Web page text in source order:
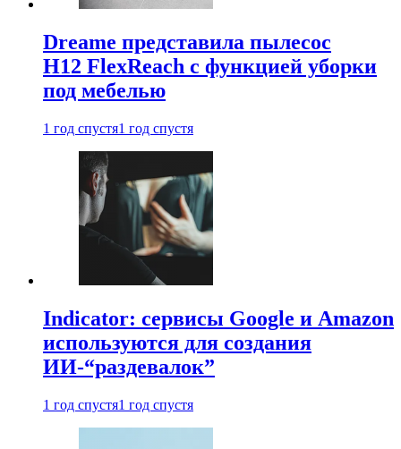
Dreame представила пылесос
H12 FlexReach с функцией уборки
под мебелью
1 год спустя1 год спустя
Indicator: сервисы Google и Amazon
используются для создания
ИИ-“раздевалок”
1 год спустя1 год спустя